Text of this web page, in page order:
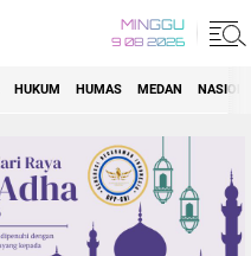
MINGGU
9 08 2026
HUKUM HUMAS MEDAN